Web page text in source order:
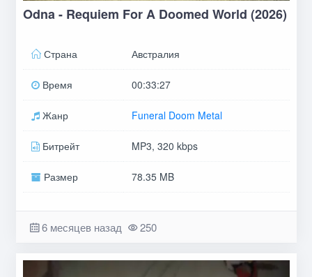
Odna - Requiem For A Doomed World (2026)
Страна Австралия
Время 00:33:27
Жанр Funeral Doom Metal
Битрейт MP3, 320 kbps
Размер 78.35 MB
6 месяцев назад 250